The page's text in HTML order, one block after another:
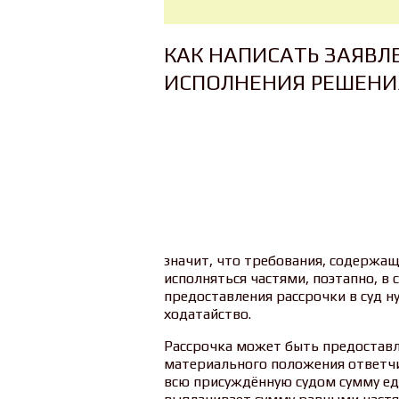
КАК НАПИСАТЬ
ИСПОЛНЕНИЯ
значит, что требования,
исполняться частями, поэтапно,
предоставления рассрочки в суд
ходатайство.
Рассрочка может быть
материального положения
всю присуждённую судом сумму